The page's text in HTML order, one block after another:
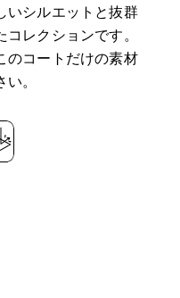
いシルエットと抜群
レクションです。
のコートだけの素材
。